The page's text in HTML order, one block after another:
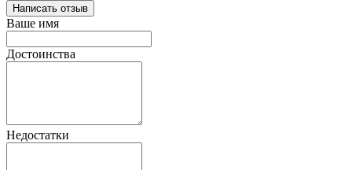
Написать отзыв
Ваше имя
Достоинства
Недостатки